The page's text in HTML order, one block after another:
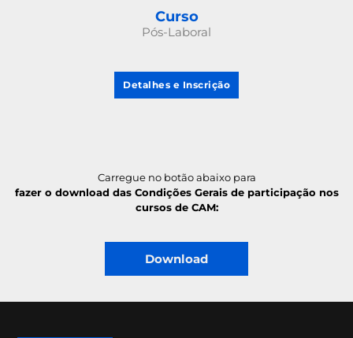
Curso
Pós-Laboral
Detalhes e Inscrição
Carregue no botão abaixo para
fazer o download das Condições Gerais de participação nos
cursos de CAM:
Download